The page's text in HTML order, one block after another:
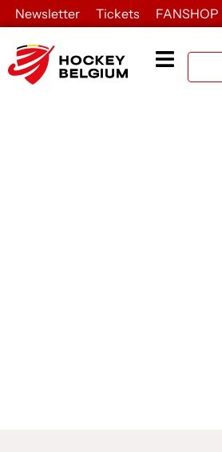
Newsletter Tickets FANSHOP